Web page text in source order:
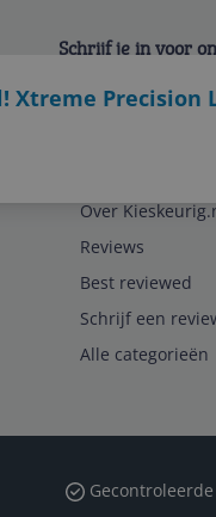
Xtreme Precision
Schrijf je in voor
Over
Reviews
Best reviewed
Schrijf een
Alle categorieën